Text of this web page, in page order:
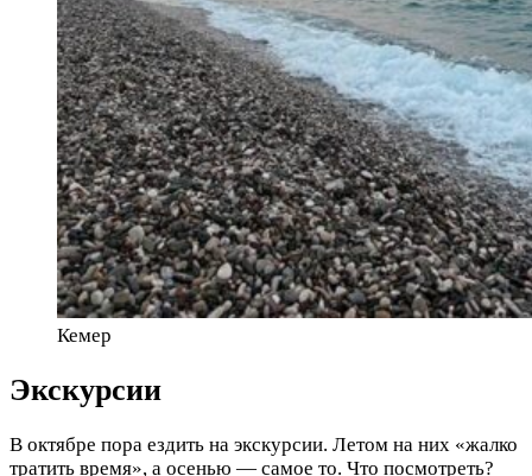
Кемер
Экскурсии
В октябре пора ездить на экскурсии. Летом на них «жалко
тратить время», а осенью — самое то. Что посмотреть?